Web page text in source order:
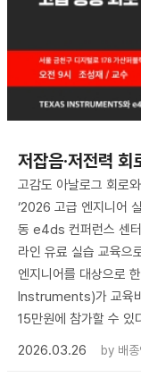
저잡음·저전력
고감도 아날로그 회로
‘2026 고급 엔지니어
동 e4ds 컨퍼런스 센
라인 유료 실습 교육으
엔지니어를 대상으로
Instruments)가 교육
15만원에 참가할 수 있
2026.03.26
by 배